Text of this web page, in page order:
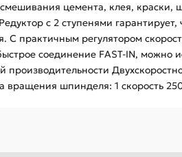
цемента, клея, краски,
с 2 ступенями
С практичным регулятором
соединение FAST-IN,
производительности
вращения шпинделя: 1 скорость